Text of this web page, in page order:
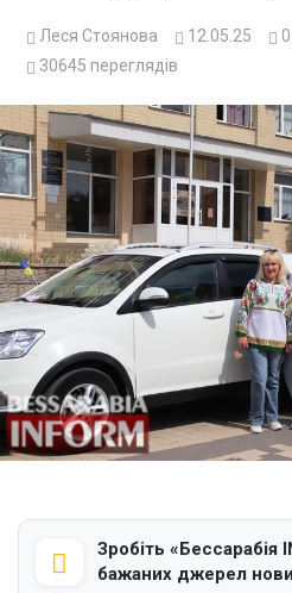
Леся Стоянова 12.05.25 0
30645 переглядів
Зробіть «Бессарабія
бажаних джерел